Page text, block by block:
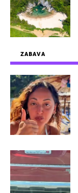
ZABAVA